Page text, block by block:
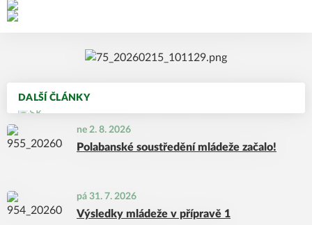
DALŠÍ ČLÁNKY
ne 2. 8. 2026
Polabanské soustředění mládeže začalo!
pá 31. 7. 2026
Výsledky mládeže v přípravě 1